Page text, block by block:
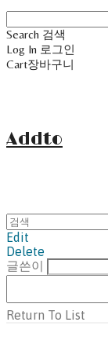
Search 검색
Log In 로그인
Cart장바구니
Addto
Edit
Delete
글쓴이
Return To List